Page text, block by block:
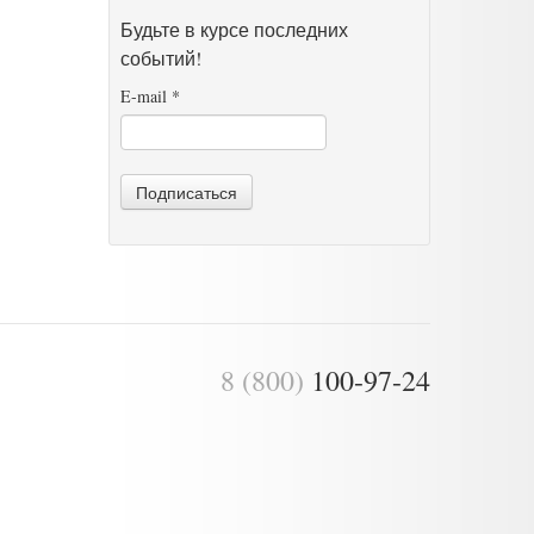
Будьте в курсе последних
событий!
E-mail *
Подписаться
8 (800) 100-97-24